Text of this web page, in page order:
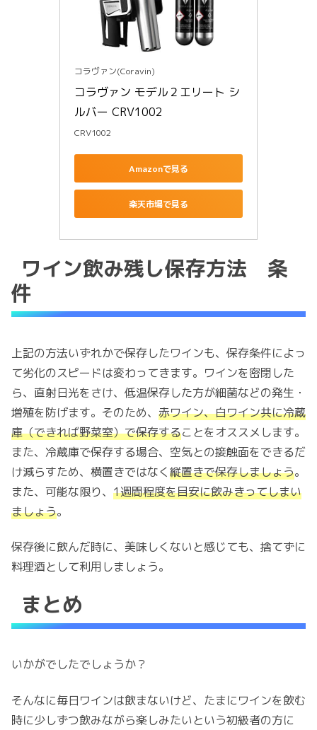
コラヴァン(Coravin)
コラヴァン モデル２エリート シ
ルバー CRV1002
CRV1002
Amazonで見る
楽天市場で見る
ワイン飲み残し保存方法 条
件
上記の方法いずれかで保存したワインも、保存条件によっ
て劣化のスピードは変わってきます。ワインを密閉した
ら、直射日光をさけ、低温保存した方が細菌などの発生・
増殖を防げます。そのため、 赤ワイン、白ワイン共に冷蔵
庫（できれば野菜室）で保存することをオススメします。
また、冷蔵庫で保存する場合、空気との接触面をできるだ
け減らすため、横置きではなく縦置きで保存しましょう。
また、可能な限り、 1週間程度を目安に飲みきってしまい
ましょう。
保存後に飲んだ時に、美味しくないと感じても、捨てずに
料理酒として利用しましょう。
まとめ
いかがでしたでしょうか？
そんなに毎日ワインは飲まないけど、たまにワインを飲む
時に少しずつ飲みながら楽しみたいという初級者の方に